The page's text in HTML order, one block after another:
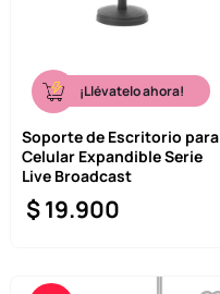
¡Llévatelo ahora!
Soporte de Escritorio para
Celular Expandible Serie
Live Broadcast
$19.900
one piece